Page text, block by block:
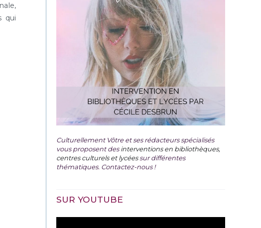
qui
Culturellement Vôtre et ses rédacteurs spécialisés
vous proposent desinterventions en bibliothèques,
centres culturels et lycéessur différentes
thématiques. Contactez-nous !
SUR YOUTUBE